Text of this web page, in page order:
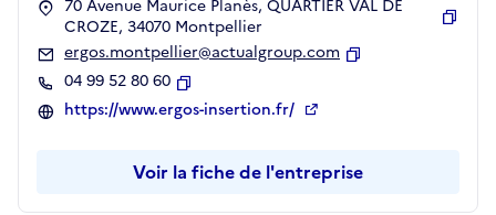
70 Avenue Maurice Planès, QUARTIER VAL DE
CROZE, 34070 Montpellier
ergos.montpellier@actualgroup.com
04 99 52 80 60
Copier
https://www.ergos-insertion.fr/
Voir la fiche de l'entreprise